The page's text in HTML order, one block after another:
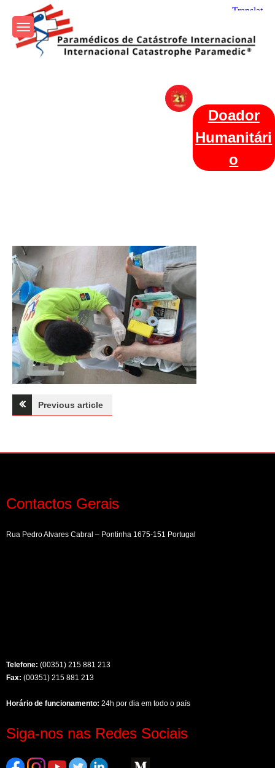
content
Internacional
Doador
Humanitári
o
Navegação
artigos
Previous article
Contactos Gerais
Rua Pedro Alvares Cabral – Pontinha 1675-151 Portugal
Telefone: (00351) 215 881 213
Fax: (00351) 215 881 213
Horário de funcionamento: 24h por dia em todo o país
Siga-nos nas Redes Sociais